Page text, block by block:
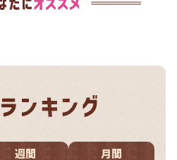
週間 月間